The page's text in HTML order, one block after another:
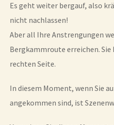
Es geht weiter bergauf, also
nicht nachlassen!
Aber all Ihre Anstrengungen
Bergkammroute erreichen.
rechten Seite.
In diesem Moment, wenn Sie
angekommen sind, ist